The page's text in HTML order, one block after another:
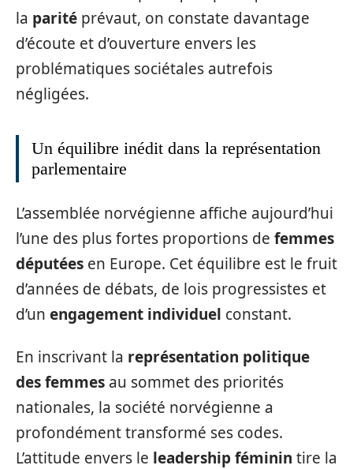
la parité prévaut, on constate davantage
d’écoute et d’ouverture envers les
problématiques sociétales autrefois
négligées.
Un équilibre inédit dans la représentation
parlementaire
L’assemblée norvégienne affiche aujourd’hui
l’une des plus fortes proportions de femmes
députées en Europe. Cet équilibre est le fruit
d’années de débats, de lois progressistes et
d’un engagement individuel constant.
En inscrivant la représentation politique
des femmes au sommet des priorités
nationales, la société norvégienne a
profondément transformé ses codes.
L’attitude envers le leadership féminin tire la